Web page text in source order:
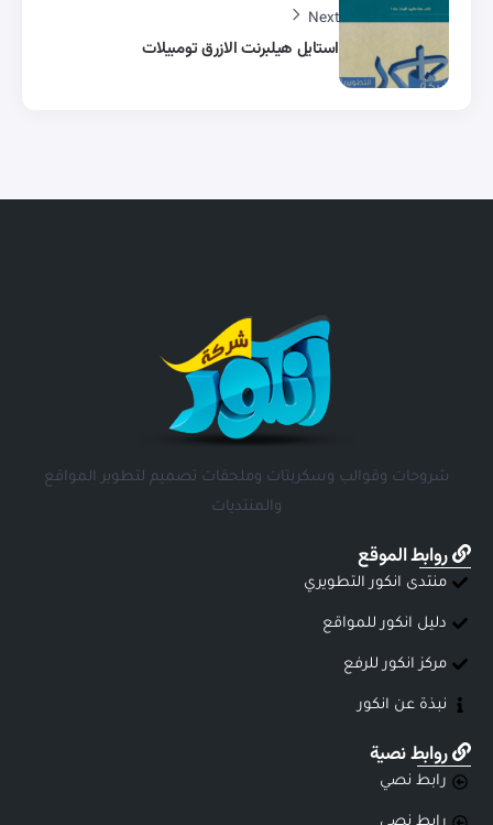
Next
استايل هيلبرنت الازرق تومبيلات
شروحات وقوالب وسكربتات وملحقات تصميم لتطوير المواقع
والمنتديات
روابط الموقع
منتدى انكور التطويري
دليل انكور للمواقع
مركز انكور للرفع
نبذة عن انكور
روابط نصية
رابط نصي